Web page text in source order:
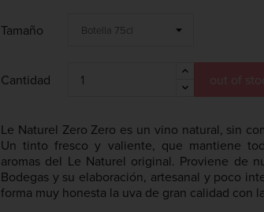
Le Naturel Zero Zero es un vino natural, sin
Un tinto fresco y valiente, que mantiene
aromas del Le Naturel original. Proviene de
Bodegas y su elaboración, artesanal y poco
forma muy honesta la uva de gran calidad con
Tamaño
Cantidad out of